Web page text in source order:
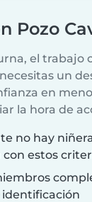
Pozo
el trabajo
un
en
la hora de
no hay
estos